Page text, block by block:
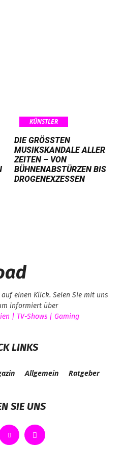
KÜNSTLER
DIE GRÖSSTEN M
USIKSKANDALE ALLER Z
EITEN – VON B
ÜHNENABSTÜRZEN BIS D
ROGENEXZESSEN
einen Klick. Seien Sie mit uns
informiert über
| TV-Shows | Gaming
LINKS
Allgemein Ratgeber
SIE UNS